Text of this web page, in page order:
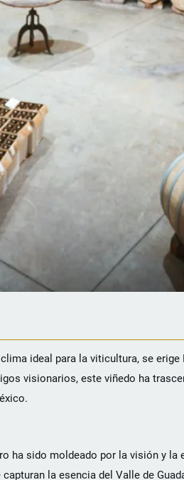
ideal para la viticultura, se
visionarios, este viñedo ha
ha sido moldeado por la visión y la
la esencia del Valle de